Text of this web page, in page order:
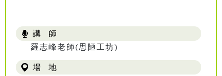
講 師
羅志峰老師(思陋工坊)
場 地